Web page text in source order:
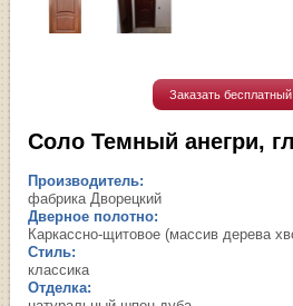
Заказать
Соло Темный анегри,
Производитель:
фабрика Дворецкий
Дверное полотно:
Каркассно-щитовое (массив дерева
Стиль:
классика
Отделка: